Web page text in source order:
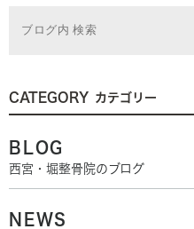
CATEGORY カテゴリー
BLOG
西宮・堀整骨院のブログ
NEWS